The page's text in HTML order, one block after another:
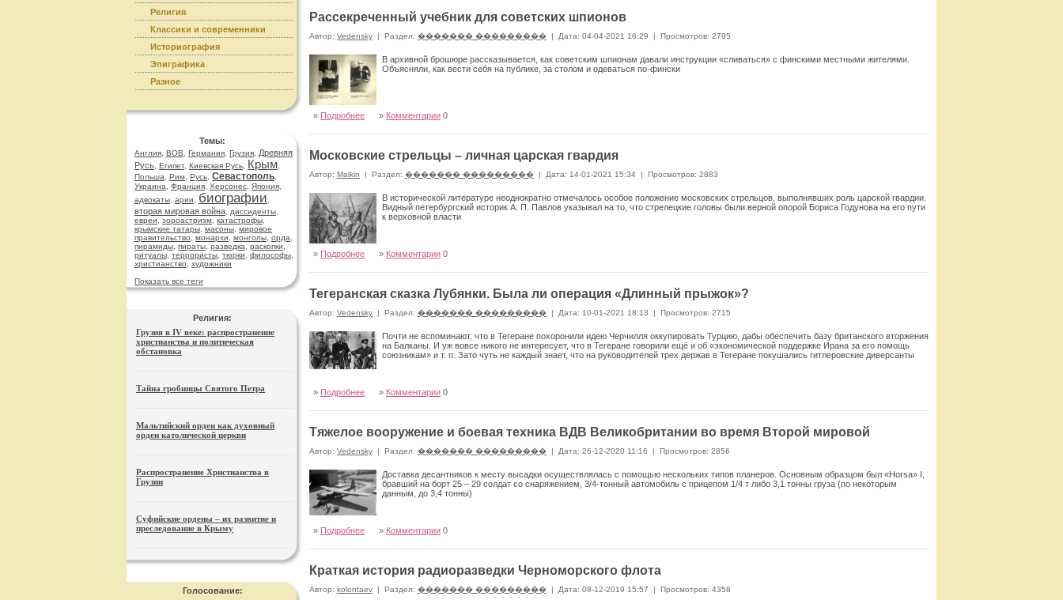
Религия
Классики и современники
Историография
Эпиграфика
Разное
Темы:
Англия ВОВ Германия Грузия
Древняя
Русь Египет, Киевская Русь Крым
Польша
Рим Русь Севастополь
Украина
Франция Херсонес Япония
адвокаты арии биографии
вторая мировая война диссиденты
евреи
зороастризм катастрофы
крымские татары масоны мировое
правительство
монархи монголы орда
пирамиды пираты разведка раскопки
ритуалы террористы тюрки философы
христианство
художники
Показать все теги
Религия:
Грузия в IV веке: распространение
христианства и политическая
обстановка
Тайна гробницы Святого Петра
Мальтийский орден как духовный
орден католической церкви
Распространение Христианства в
Грузии
Суфийские ордены – их развитие и
преследование в Крыму
Голосование:
Рассекреченный учебник для советских шпионов
Автор: Vedensky | Раздел: ������� ��������� | Дата: 04-04-2021 16:29 | Просмотров: 2795
В архивной брошюре рассказывается, как советским шпионам давали инструкции «сливаться» с финскими местными жителями.
Объясняли, как вести себя на публике, за столом и одеваться по-фински
» Подробнее » Комментарии 0
Московские стрельцы – личная царская гвардия
Автор: Malkin | Раздел: ������� ��������� | Дата: 14-01-2021 15:34 | Просмотров: 2883
В исторической литературе неоднократно отмечалось особое положение московских стрельцов, выполнявших роль царской гвардии.
Видный петербургский историк А. П. Павлов указывал на то, что стрелецкие головы были верной опорой Бориса Годунова на его пути
к верховной власти
» Подробнее » Комментарии 0
Тегеранская сказка Лубянки. Была ли операция «Длинный прыжок»?
Автор: Vedensky | Раздел: ������� ��������� | Дата: 10-01-2021 18:13 | Просмотров: 2715
Почти не вспоминают, что в Тегеране похоронили идею Черчилля оккупировать Турцию, дабы обеспечить базу британского вторжения
на Балканы. И уж вовсе никого не интересует, что в Тегеране говорили ещё и об «экономической поддержке Ирана за его помощь
союзникам» и т. п. Зато чуть не каждый знает, что на руководителей трех держав в Тегеране покушались гитлеровские диверсанты
» Подробнее » Комментарии 0
Тяжелое вооружение и боевая техника ВДВ Великобритании во время Второй мировой
Автор: Vedensky | Раздел: ������� ��������� | Дата: 26-12-2020 11:16 | Просмотров: 2856
Доставка десантников к месту высадки осуществлялась с помощью нескольких типов планеров. Основным образцом был «Horsa» I,
бравший на борт 25 – 29 солдат со снаряжением, 3/4-тонный автомобиль с прицепом 1/4 т либо 3,1 тонны груза (по некоторым
данным, до 3,4 тонны)
» Подробнее » Комментарии 0
Краткая история радиоразведки Черноморского флота
Автор: kolontaev | Раздел: ������� ��������� | Дата: 08-12-2019 15:57 | Просмотров: 4358